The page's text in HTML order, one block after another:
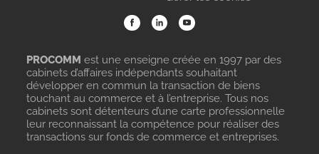
PROCOMM est une enseigne créée en 1997 par des
cabinets d’affaires indépendants souhaitant
développer en commun la transaction de biens
touchant au commerce et à l’entreprise. Tous nos
cabinets sont détenteurs d’une carte professionnelle
leur reconnaissant la compétence pour réaliser des
transactions sur fonds de commerce et entreprises.